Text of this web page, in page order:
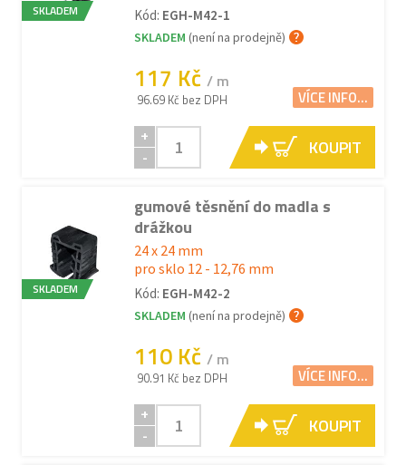
SKLADEM Kód: EGH-M42-1
SKLADEM (není na prodejně)
117 Kč / m
96.69 Kč bez DPH VÍCE INFO...
+
-
KOUPIT
SKLADEM
gumové těsnění do madla s
drážkou
24 x 24 mm
pro sklo 12 - 12,76 mm
Kód: EGH-M42-2
SKLADEM (není na prodejně)
110 Kč / m
90.91 Kč bez DPH VÍCE INFO...
+
-
KOUPIT